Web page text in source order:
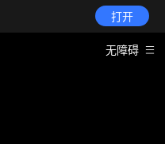
打开
无障碍